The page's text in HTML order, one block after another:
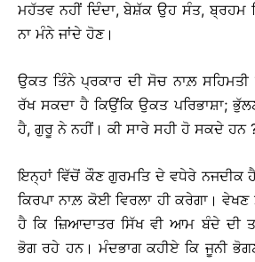
ਮਹੱਤਵ ਨਹੀਂ ਦਿੰਦਾ, ਬੇਸ਼ੱਕ ਉਹ ਸੰਤ, ਬ੍ਰਹਮ
ਨਾ ਮੰਨੇ ਜਾਂਦੇ ਹੋਣ।
ਉਕਤ ਤਿੰਨੇ ਪ੍ਰਕਾਰ ਦੀ ਸੋਚ ਨਾਲ਼
ਰੱਖ ਸਕਦਾ ਹੈ ਕਿਉਂਕਿ ਉਕਤ ਪਰਿਭਾਸ਼ਾ;
ਹੈ, ਗੁਰੂ ਨੇ ਨਹੀਂ। ਕੀ ਸਾਰੇ ਸਹੀ ਹੋ ਸਕਦੇ ਹਨ
ਇਨ੍ਹਾਂ ਵਿੱਚੋਂ ਕੌਣ ਗੁਰਮਤਿ ਦੇ ਵਧੇਰੇ ਨਜਦੀਕ
ਕਿਰਪਾ ਨਾਲ਼ ਕੋਈ ਵਿਰਲਾ ਹੀ ਕਰੇਗਾ।
ਹੈ ਕਿ ਜ਼ਿਆਦਾਤਰ ਸਿੱਖ ਵੀ ਆਮ ਬੰਦੇ ਦੀ
ਭੋਗ ਰਹੇ ਹਨ। ਮੰਦਭਾਗ ਕਹੀਏ ਕਿ ਜੂਨੀ